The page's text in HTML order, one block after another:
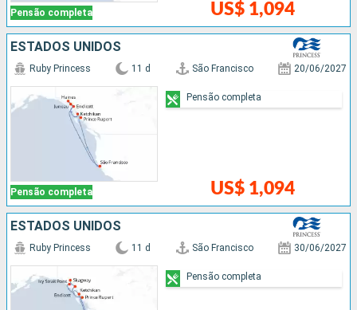
Pensão completa US$ 1,094
ESTADOS UNIDOS
Pensão completa
Ruby Princess 11 d São Francisco 20/06/2027
US$ 1,094
Pensão completa
ESTADOS UNIDOS
Ruby Princess 11 d São Francisco 30/06/2027
Pensão completa